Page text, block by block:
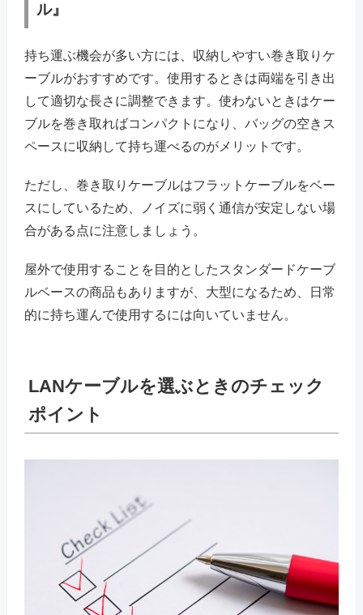
ル』
持ち運ぶ機会が多い方には、収納しやすい巻き取りケ
ーブルがおすすめです。使用するときは両端を引き出
して適切な長さに調整できます。使わないときはケー
ブルを巻き取ればコンパクトになり、バッグの空きス
ペースに収納して持ち運べるのがメリットです。
ただし、巻き取りケーブルはフラットケーブルをベー
スにしているため、ノイズに弱く通信が安定しない場
合がある点に注意しましょう。
屋外で使用することを目的としたスタンダードケーブ
ルベースの商品もありますが、大型になるため、日常
的に持ち運んで使用するには向いていません。
LANケーブルを選ぶときのチェック
ポイント